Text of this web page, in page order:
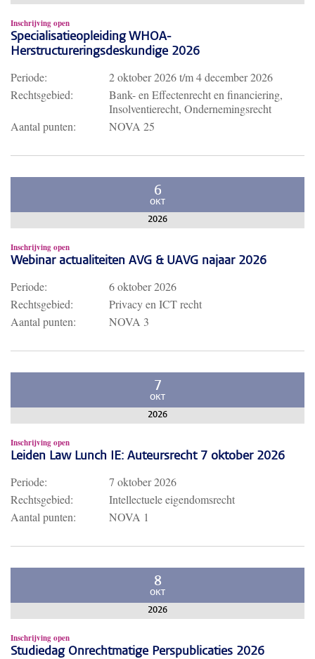
Inschrijving open
Specialisatieopleiding WHOA-
Herstructureringsdeskundige 2026
Periode: 2 oktober 2026t/m4 december 2026
Rechtsgebied:
Bank- en Effectenrecht en financiering,
Insolventierecht, Ondernemingsrecht
Aantal punten:
NOVA 25
6
OKT
2026
Inschrijving open
Webinar actualiteiten AVG & UAVG najaar 2026
Periode:
6 oktober 2026
Rechtsgebied:
Privacy en ICT recht
Aantal punten:
NOVA 3
7
OKT
2026
Inschrijving open
Leiden Law Lunch IE: Auteursrecht 7 oktober 2026
Periode:
7 oktober 2026
Rechtsgebied:
Intellectuele eigendomsrecht
Aantal punten:
NOVA 1
8
OKT
2026
Inschrijving open
Studiedag Onrechtmatige Perspublicaties 2026